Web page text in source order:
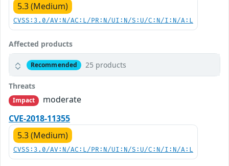
5.3 (Medium)
CVSS:3.0/AV:N/AC:L/PR:N/UI:N/S:U/C:N/I:N/A:L
Affected products
Recommended 25 products
Threats
Impact
moderate
CVE-2018-11355
5.3 (Medium)
CVSS:3.0/AV:N/AC:L/PR:N/UI:N/S:U/C:N/I:N/A:L